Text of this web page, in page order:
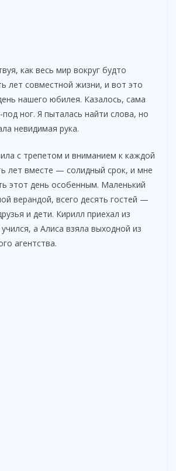
как весь мир вокруг будто
лет совместной жизни, и вот это
нашего юбилея. Казалось, сама
ног. Я пыталась найти слова, но
невидимая рука.
с трепетом и вниманием к каждой
лет вместе — солидный срок, и мне
этот день особенным. Маленький
верандой, всего десять гостей —
и дети. Кирилл приехал из
а Алиса взяла выходной из
агентства.